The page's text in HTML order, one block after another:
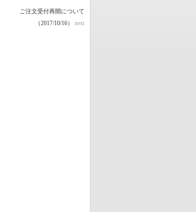
ご注文受付再開について
（2017/10/16）
next